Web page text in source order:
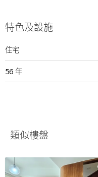
特色及設施
住宅
56 年
類似樓盤